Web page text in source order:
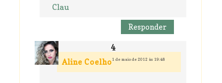
Clau
Responder
Aline Coelho 1 de maio de 2012 às 19:48